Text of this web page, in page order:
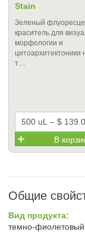
Stain
Зеленый
краситель для
морфологии и
цитоархитектоники
т…
В
Общие
Вид продукта:
темно-фиолетовый